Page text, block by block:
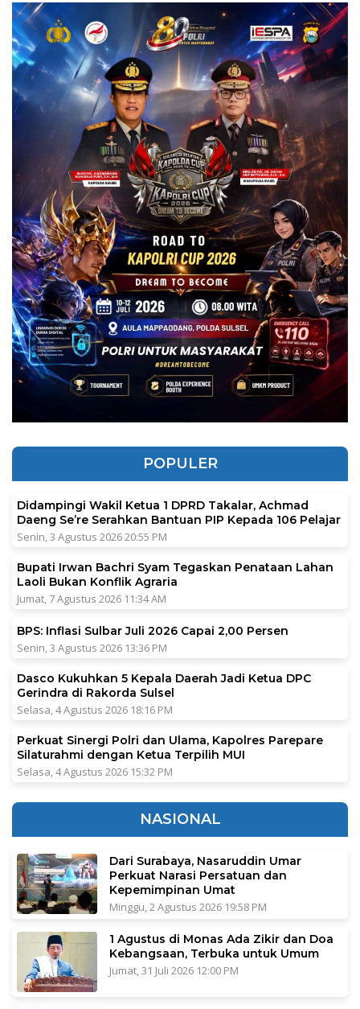
POPULER
Didampingi Wakil Ketua 1 DPRD Takalar, Achmad
Daeng Se’re Serahkan Bantuan PIP Kepada 106 Pelajar
Senin, 3 Agustus 2026 20:55 PM
Bupati Irwan Bachri Syam Tegaskan Penataan Lahan
Laoli Bukan Konflik Agraria
Jumat, 7 Agustus 2026 11:34 AM
BPS: Inflasi Sulbar Juli 2026 Capai 2,00 Persen
Senin, 3 Agustus 2026 13:36 PM
Dasco Kukuhkan 5 Kepala Daerah Jadi Ketua DPC
Gerindra di Rakorda Sulsel
Selasa, 4 Agustus 2026 18:16 PM
Perkuat Sinergi Polri dan Ulama, Kapolres Parepare
Silaturahmi dengan Ketua Terpilih MUI
Selasa, 4 Agustus 2026 15:32 PM
NASIONAL
Dari Surabaya, Nasaruddin Umar
Perkuat Narasi Persatuan dan
Kepemimpinan Umat
Minggu, 2 Agustus 2026 19:58 PM
1 Agustus di Monas Ada Zikir dan Doa
Kebangsaan, Terbuka untuk Umum
Jumat, 31 Juli 2026 12:00 PM